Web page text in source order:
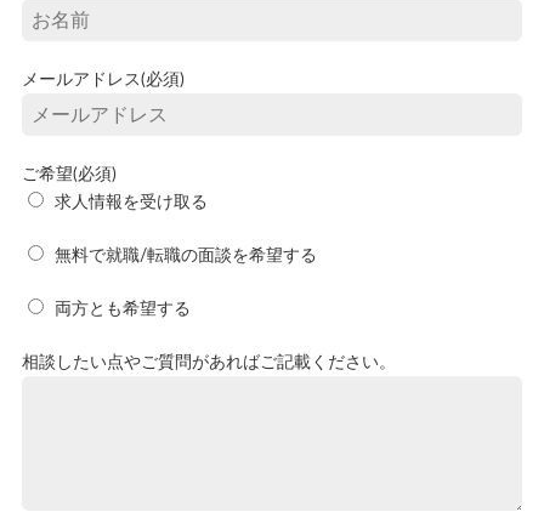
メールアドレス(必須)
ご希望(必須)
求人情報を受け取る
無料で就職/転職の面談を希望する
両方とも希望する
相談したい点やご質問があればご記載ください。